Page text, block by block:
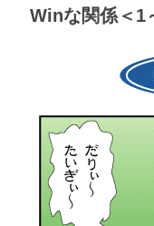
Winな関係＜1